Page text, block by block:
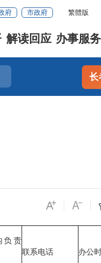
府 市政府 繁體版
解读回应 办事服务
长
负责
联系电话 办公